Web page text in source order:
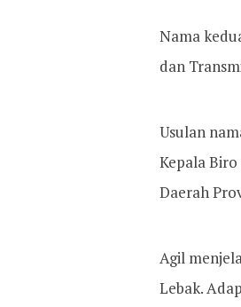
Nama
dan
Usulan
Kepala
Daerah
Agil
Lebak.